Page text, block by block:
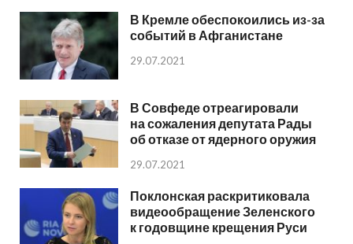
В Кремле обеспокоились из-за
событий в Афганистане
29.07.2021
В Совфеде отреагировали
на сожаления депутата Рады
об отказе от ядерного оружия
29.07.2021
Поклонская раскритиковала
видеообращение Зеленского
к годовщине крещения Руси